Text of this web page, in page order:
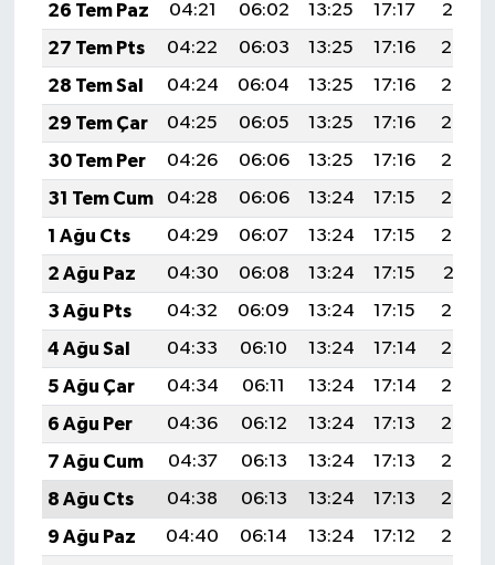
26 Tem Paz
04:21 06:02 13:25 17:17
20:37
27 Tem Pts
04:22 06:03 13:25 17:16
20:36
28 Tem Sal
04:24 06:04 13:25 17:16
20:35
29 Tem Çar
04:25 06:05 13:25 17:16
20:34
30 Tem Per
04:26 06:06 13:25 17:16
20:34
31 Tem Cum
04:28 06:06 13:24 17:15
20:33
1 Ağu Cts
04:29 06:07 13:24 17:15
20:32
2 Ağu Paz
04:30 06:08 13:24 17:15
20:31
3 Ağu Pts
04:32 06:09 13:24 17:15
20:30
4 Ağu Sal
04:33 06:10 13:24 17:14
20:29
5 Ağu Çar
04:34 06:11 13:24 17:14
20:27
6 Ağu Per
04:36 06:12 13:24 17:13
20:26
7 Ağu Cum
04:37 06:13 13:24 17:13
20:25
8 Ağu Cts
04:38 06:13 13:24 17:13
20:24
9 Ağu Paz
04:40 06:14 13:24 17:12
20:23